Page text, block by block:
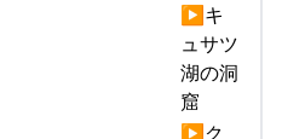
▶キ
ュサツ
湖の洞
窟
▶ク